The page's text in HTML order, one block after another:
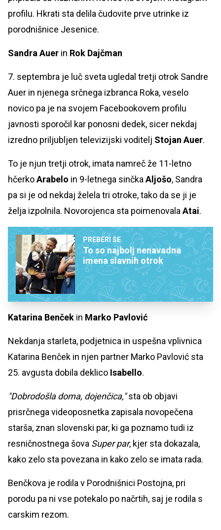
profilu. Hkrati sta delila čudovite prve utrinke iz
porodnišnice Jesenice.
Sandra Auer in Rok Dajčman
7. septembra je luč sveta ugledal tretji otrok Sandre
Auer in njenega srčnega izbranca Roka, veselo
novico pa je na svojem Facebookovem profilu
javnosti sporočil kar ponosni dedek, sicer nekdaj
izredno priljubljen televizijski voditelj Stojan Auer.
To je njun tretji otrok, imata namreč že 11-letno
hčerkoArabelo in 9-letnega sinčka Aljošo, Sandra
pa si je od nekdaj želela tri otroke, tako da se ji je
želja izpolnila. Novorojenca sta poimenovala Atai.
PREBERI ŠE
To so najbolj nenavadna
imena slavnih otrok
Katarina Benček in Marko Pavlović
Nekdanja starleta, podjetnica in uspešna vplivnica
Katarina Benček in njen partner Marko Pavlović sta
25. avgusta dobila deklico Isabello.
"Dobrodošla doma, dojenčica,"sta ob objavi
prisrčnega videoposnetka zapisala novopečena
starša, znan slovenski par, ki ga poznamo tudi iz
resničnostnega šova Super par, kjer sta dokazala,
kako zelo sta povezana in kako zelo se imata rada.
Benčkova je rodila v Porodnišnici Postojna, pri
porodu pa ni vse potekalo po načrtih, saj je rodila s
carskim rezom.